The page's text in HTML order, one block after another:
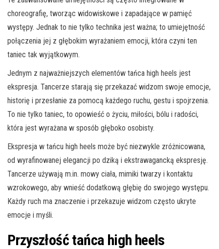
choreografię, tworząc widowiskowe i zapadające w pamięć
występy. Jednak to nie tylko technika jest ważna; to umiejętność
połączenia jej z głębokim wyrażaniem emocji, która czyni ten
taniec tak wyjątkowym.
Jednym z najważniejszych elementów tańca high heels jest
ekspresja. Tancerze starają się przekazać widzom swoje emocje,
historię i przesłanie za pomocą każdego ruchu, gestu i spojrzenia.
To nie tylko taniec, to opowieść o życiu, miłości, bólu i radości,
która jest wyrażana w sposób głęboko osobisty.
Ekspresja w tańcu high heels może być niezwykle zróżnicowana,
od wyrafinowanej elegancji po dziką i ekstrawagancką ekspresję.
Tancerze używają m.in. mowy ciała, mimiki twarzy i kontaktu
wzrokowego, aby wnieść dodatkową głębię do swojego występu.
Każdy ruch ma znaczenie i przekazuje widzom często ukryte
emocje i myśli.
Przyszłość tańca high heels